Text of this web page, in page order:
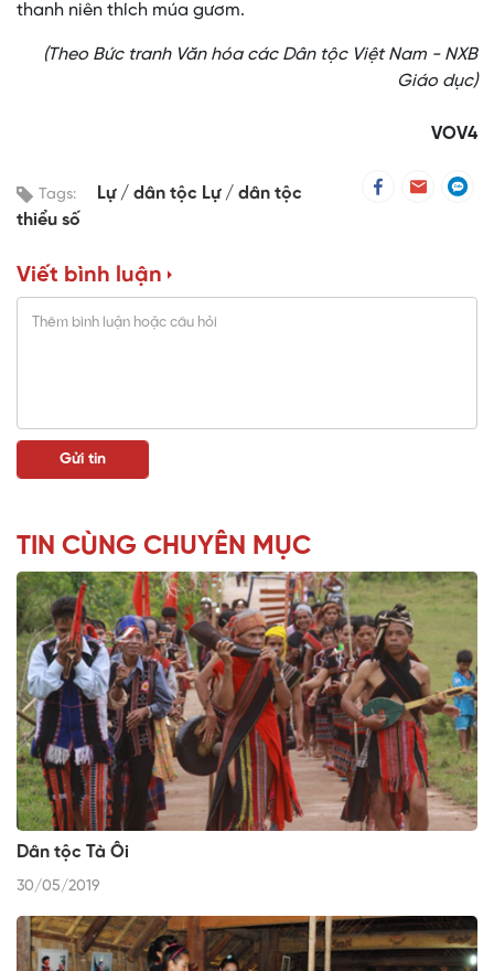
thanh niên thích múa gươm.
(Theo Bức tranh Văn hóa các Dân tộc Việt Nam - NXB
Giáo dục)
VOV4
Tags: Lự dân tộc Lự
dân tộc
thiểu số
Viết bình luận
TIN CÙNG CHUYÊN MỤC
Dân tộc Tà Ôi
30/05/2019